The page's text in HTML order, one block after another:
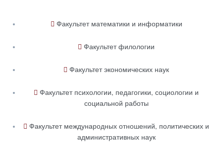
Факультет математики и информатики
Факультет филологии
Факультет экономических наук
Факультет психологии, педагогики, социологии и
социальной работы
Факультет международных отношений, политических и
административных наук